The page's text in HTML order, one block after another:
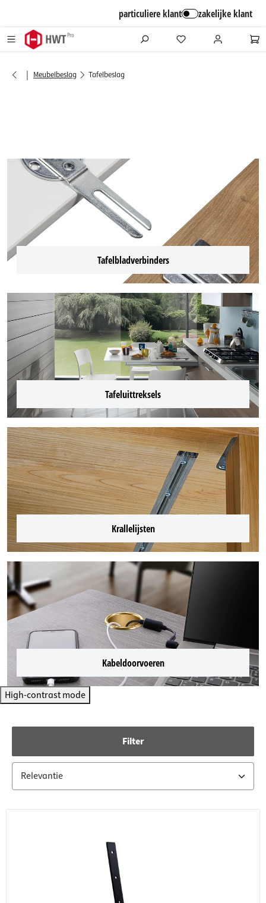
particuliere klant zakelijke klant
| Meubelbeslag Tafelbeslag
Tafelbladverbinders
Tafeluittreksels
Krallelijsten
Kabeldoorvoeren
High-contrast mode
Filter